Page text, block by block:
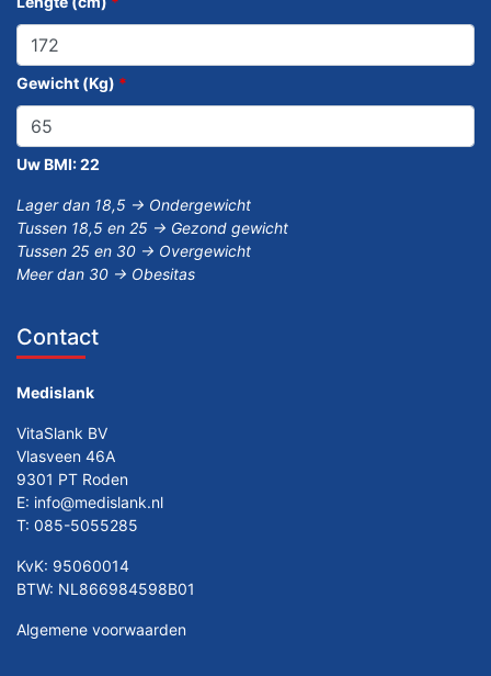
Gewicht (Kg) *
Uw BMI:22
Lager dan 18,5 -> Ondergewicht
Tussen 18,5 en 25 -> Gezond gewicht
Tussen 25 en 30 -> Overgewicht
Meer dan 30 -> Obesitas
Contact
Medislank
VitaSlank BV
Vlasveen 46A
9301 PT Roden
E: info@medislank.nl
T: 085-5055285
KvK: 95060014
BTW: NL866984598B01
Algemene voorwaarden